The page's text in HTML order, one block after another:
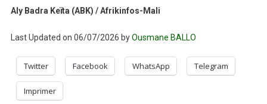
Aly Badra Keïta (ABK) / Afrikinfos-Mali
Last Updated on 06/07/2026 byOusmane BALLO
Twitter Facebook WhatsApp Telegram
Imprimer